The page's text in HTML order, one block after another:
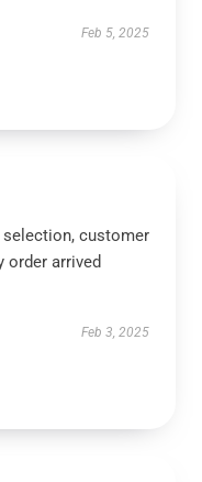
Feb 5, 2025
customer
order arrived
Feb 3, 2025